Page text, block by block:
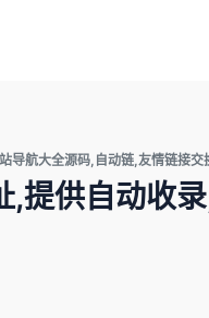
航大全源码,自动链,友情链接交
提供自动收